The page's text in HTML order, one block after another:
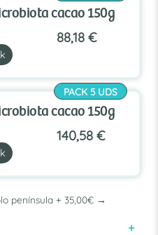
cacao 150g
88,18 €
PACK 5 UDS
cacao 150g
140,58 €
península + 35,00€ →